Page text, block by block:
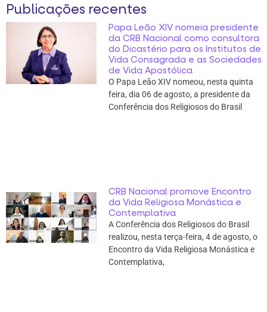
Publicações recentes
Papa Leão XIV nomeia presidente
da CRB Nacional como consultora
do Dicastério para os Institutos de
Vida Consagrada e as Sociedades
de Vida Apostólica
O Papa Leão XIV nomeou, nesta quinta
feira, dia 06 de agosto, a presidente da
Conferência dos Religiosos do Brasil
CRB Nacional promove Encontro
da Vida Religiosa Monástica e
Contemplativa
A Conferência dos Religiosos do Brasil
realizou, nesta terça-feira, 4 de agosto, o
Encontro da Vida Religiosa Monástica e
Contemplativa,